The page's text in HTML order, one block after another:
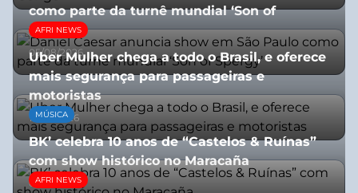
como parte da turnê mundial ‘Son of
Spergy’
05/08/2026
AFRI NEWS
Uber Mulher chega a todo o Brasil, e oferece
mais segurança para passageiras e
motoristas
10/07/2026
MÚSICA
BK’ celebra 10 anos de “Castelos & Ruínas”
com show histórico no Maracaña
06/08/2026
AFRI NEWS